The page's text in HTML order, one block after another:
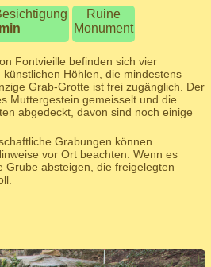
Ruine
Monument
Fontvieille befinden sich vier
Höhlen, die mindestens
Grab-Grotte ist frei zugänglich. Der
Muttergestein gemeisselt und die
abgedeckt, davon sind noch einige
Grabungen können
vor Ort beachten. Wenn es
Grube absteigen, die freigelegten